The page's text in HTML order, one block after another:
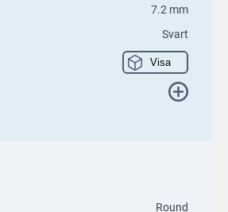
7.2 mm
Svart
Visa
Round